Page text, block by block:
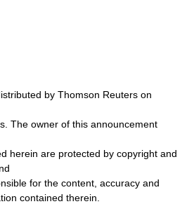
by Thomson Reuters on
The owner of this announcement
herein are protected by copyright and
for the content, accuracy and
contained therein.